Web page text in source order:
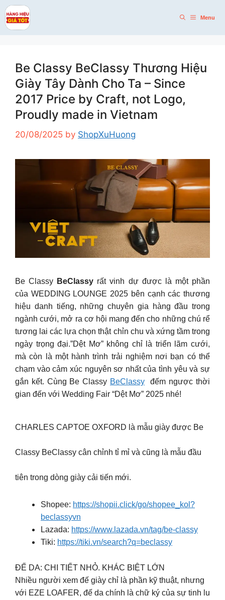
Skip
to
content
Menu
Be Classy BeClassy Thương Hiệu
Giày Tây Dành Cho Ta – Since
2017 Price by Craft, not Logo,
Proudly made in Vietnam
20/08/2025 by ShopXuHuong
Be Classy BeClassy rất vinh dự được là một phần
của WEDDING LOUNGE 2025 bên cạnh các thương
hiệu danh tiếng, những chuyên gia hàng đầu trong
ngành cưới, mở ra cơ hội mang đến cho những chú rể
tương lai các lựa chọn thật chỉn chu và xứng tầm trong
ngày trọng đại.”Dệt Mơ” không chỉ là triển lãm cưới,
mà còn là một hành trình trải nghiệm nơi bạn có thể
chạm vào cảm xúc nguyên sơ nhất của tình yêu và sự
gắn kết. Cùng Be Classy BeClassyđếm ngược thời
gian đến với Wedding Fair “Dệt Mơ” 2025 nhé!
CHARLES CAPTOE OXFORD là mẫu giày được Be
Classy BeClassy cân chỉnh tỉ mỉ và cũng là mẫu đầu
tiên trong dòng giày cải tiến mới.
Shopee: https://shopii.click/go/shopee_kol?
beclassyvn
Lazada: https://www.lazada.vn/tag/be-classy
Tiki: https://tiki.vn/search?q=beclassy
ĐẾ DA: CHI TIẾT NHỎ. KHÁC BIỆT LỚN
Nhiều người xem đế giày chỉ là phần kỹ thuật, nhưng
với EZE LOAFER, đế da chính là chữ ký của sự tinh lu